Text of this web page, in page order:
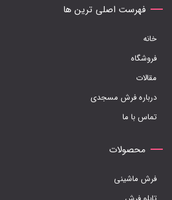
فهرست اصلی ترین ها
خانه
فروشگاه
مقالات
درباره فرش مسجدی
تماس با ما
محصولات
فرش ماشینی